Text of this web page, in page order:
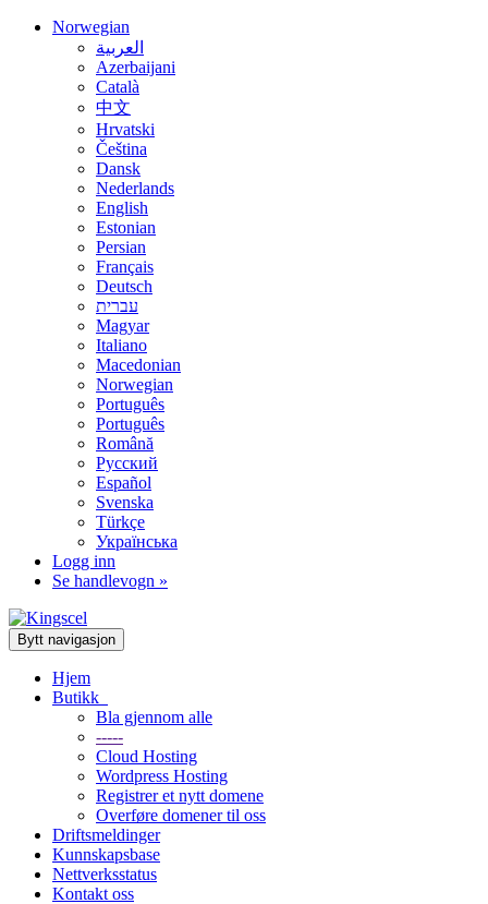
Norwegian
العربية
Azerbaijani
Català
中文
Hrvatski
Čeština
Dansk
Nederlands
English
Estonian
Persian
Français
Deutsch
עברית
Magyar
Italiano
Macedonian
Norwegian
Português
Português
Română
Русский
Español
Svenska
Türkçe
Українська
Logg inn
Se handlevogn »
Bytt navigasjon
Hjem
Butikk
Bla gjennom alle
-----
Cloud Hosting
Wordpress Hosting
Registrer et nytt domene
Overføre domener til oss
Driftsmeldinger
Kunnskapsbase
Nettverksstatus
Kontakt oss